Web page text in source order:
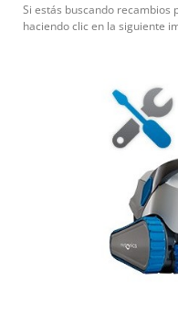
Si estás buscando recambios
haciendo clic en la siguiente